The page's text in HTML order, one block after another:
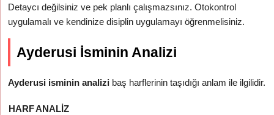
Detaycı değilsiniz ve pek planlı çalışmazsınız. Otokontrol
uygulamalı ve kendinize disiplin uygulamayı öğrenmelisiniz.
Ayderusi İsminin Analizi
Ayderusi isminin analizi baş harflerinin taşıdığı anlam ile ilgilidir.
HARFANALIZ